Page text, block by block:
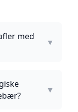
med
▼
▼